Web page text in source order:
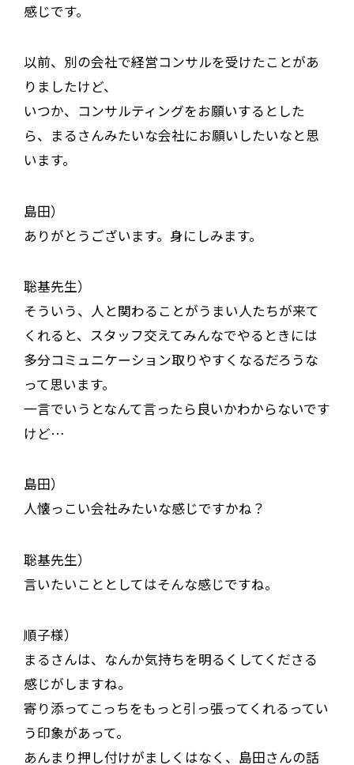
感じです。
以前、別の会社で経営コンサルを受けたことがあ
りましたけど、
いつか、コンサルティングをお願いするとした
ら、まるさんみたいな会社にお願いしたいなと思
います。
島田）
ありがとうございます。身にしみます。
聡基先生）
そういう、人と関わることがうまい人たちが来て
くれると、スタッフ交えてみんなでやるときには
多分コミュニケーション取りやすくなるだろうな
って思います。
一言でいうとなんて言ったら良いかわからないです
けど…
島田）
人懐っこい会社みたいな感じですかね？
聡基先生）
言いたいこととしてはそんな感じですね。
順子様）
まるさんは、なんか気持ちを明るくしてくださる
感じがしますね。
寄り添ってこっちをもっと引っ張ってくれるってい
う印象があって。
あんまり押し付けがましくはなく、島田さんの話